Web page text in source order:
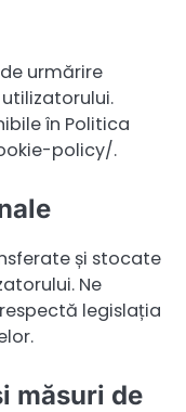
urmărire
în Politica
policy/.
și stocate
Ne
legislația
măsuri de